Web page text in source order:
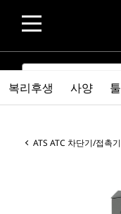
SEARCH
ATS ATC 차단기/접촉기
복리후생 사양 툴